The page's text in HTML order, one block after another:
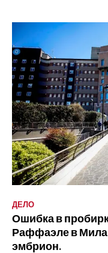
ДЕЛО
Ошибка в
Раффаэле в
эмбрион.